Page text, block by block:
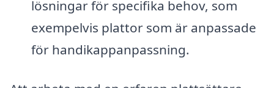
lösningar för specifika behov, som
exempelvis plattor som är anpassade
för handikappanpassning.